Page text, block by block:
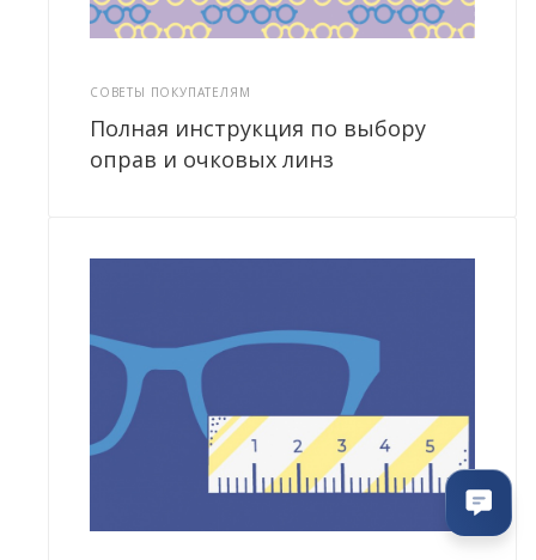
СОВЕТЫ ПОКУПАТЕЛЯМ
Полная инструкция по выбору
оправ и очковых линз